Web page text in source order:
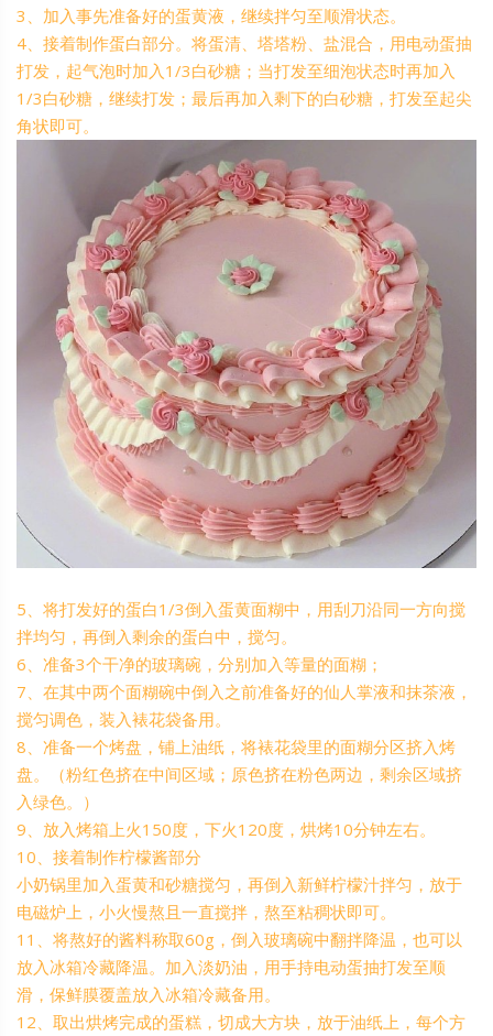
3、加入事先准备好的蛋黄液，继续拌匀至顺滑状态。
4、接着制作蛋白部分。将蛋清、塔塔粉、盐混合，用电动蛋抽
打发，起气泡时加入1/3白砂糖；当打发至细泡状态时再加入
1/3白砂糖，继续打发；最后再加入剩下的白砂糖，打发至起尖
角状即可。
5、将打发好的蛋白1/3倒入蛋黄面糊中，用刮刀沿同一方向搅
拌均匀，再倒入剩余的蛋白中，搅匀。
6、准备3个干净的玻璃碗，分别加入等量的面糊；
7、在其中两个面糊碗中倒入之前准备好的仙人掌液和抹茶液，
搅匀调色，装入裱花袋备用。
8、准备一个烤盘，铺上油纸，将裱花袋里的面糊分区挤入烤
盘。（粉红色挤在中间区域；原色挤在粉色两边，剩余区域挤
入绿色。）
9、放入烤箱上火150度，下火120度，烘烤10分钟左右。
10、接着制作柠檬酱部分
小奶锅里加入蛋黄和砂糖搅匀，再倒入新鲜柠檬汁拌匀，放于
电磁炉上，小火慢熬且一直搅拌，熬至粘稠状即可。
11、将熬好的酱料称取60g，倒入玻璃碗中翻拌降温，也可以
放入冰箱冷藏降温。加入淡奶油，用手持电动蛋抽打发至顺
滑，保鲜膜覆盖放入冰箱冷藏备用。
12、取出烘烤完成的蛋糕，切成大方块，放于油纸上，每个方